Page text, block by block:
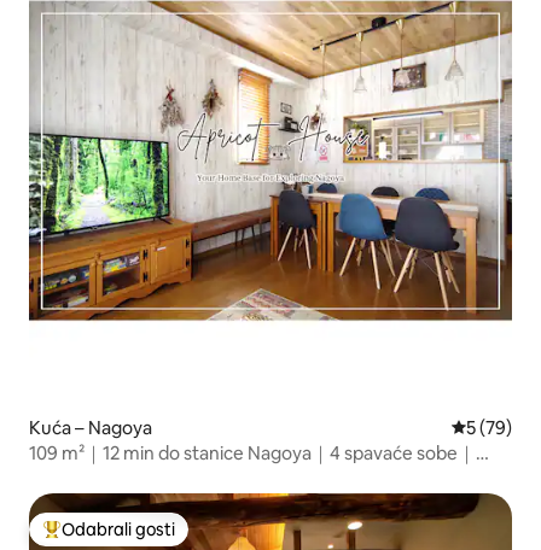
Kuća – Nagoya Prosječna
5 (79)
109 m²｜12 min do stanice Nagoya｜4 spavaće sobe｜
Među najviše rangiranima s oznakom „Odabrali gosti”
Odabrali gosti